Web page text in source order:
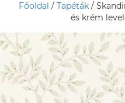
Főoldal / Tapéták/
és krém